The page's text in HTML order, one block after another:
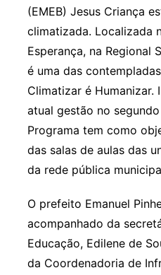
(EMEB) Jesus Criança
climatizada. Localizada
Esperança, na Regional
é uma das
Climatizar é Humanizar.
atual gestão no
Programa tem como
das salas de aulas das
da rede pública
O prefeito Emanuel
acompanhado da
Educação, Edilene de
da Coordenadoria de